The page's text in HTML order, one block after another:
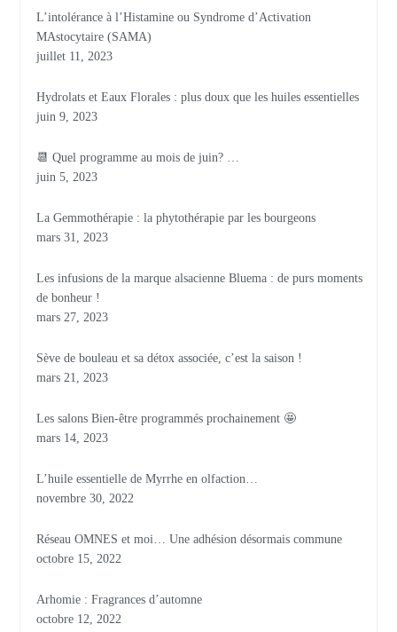
L’intolérance à l’Histamine ou Syndrome d’Activation
MAstocytaire (SAMA)
juillet 11, 2023
Hydrolats et Eaux Florales : plus doux que les huiles essentielles
juin 9, 2023
📆 Quel programme au mois de juin? …
juin 5, 2023
La Gemmothérapie : la phytothérapie par les bourgeons
mars 31, 2023
Les infusions de la marque alsacienne Bluema : de purs moments
de bonheur !
mars 27, 2023
Sève de bouleau et sa détox associée, c’est la saison !
mars 21, 2023
Les salons Bien-être programmés prochainement 🤩
mars 14, 2023
L’huile essentielle de Myrrhe en olfaction…
novembre 30, 2022
Réseau OMNES et moi… Une adhésion désormais commune
octobre 15, 2022
Arhomie : Fragrances d’automne
octobre 12, 2022